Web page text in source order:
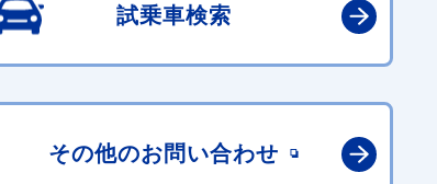
試乗車検索
その他のお問い合わせ